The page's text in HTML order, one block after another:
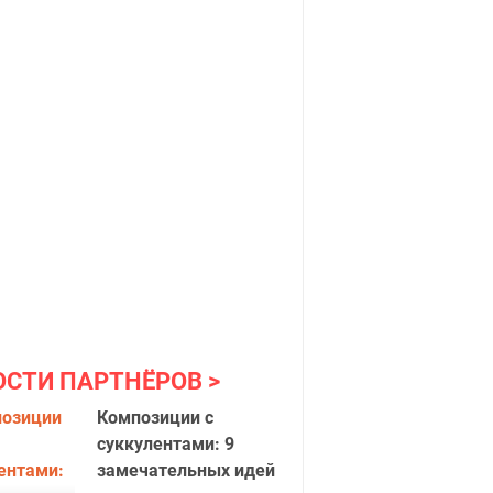
ПАРТНЁРОВ
Композиции с
суккулентами: 9
замечательных идей